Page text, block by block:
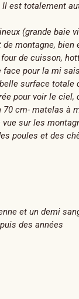
est totalement
(grande baie
montagne,
de cuisson,
pour la mi
surface totale
pour voir le
cm- matelas à
sur les
poules et des
et un demi
des années